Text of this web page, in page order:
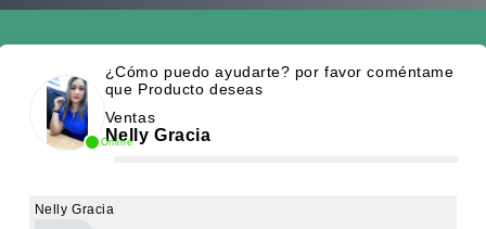
Online
¿Cómo puedo ayudarte? por favor coméntame
que Producto deseas
Ventas
Nelly Gracia
Nelly Gracia